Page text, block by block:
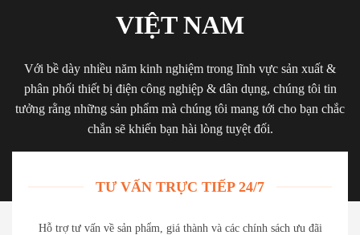
VIỆT NAM
Với bề dày nhiều năm kinh nghiệm trong lĩnh vực sản xuất &
phân phối thiết bị điện công nghiệp & dân dụng, chúng tôi tin
tưởng rằng những sản phẩm mà chúng tôi mang tới cho bạn chắc
chắn sẽ khiến bạn hài lòng tuyệt đối.
TƯ VẤN TRỰC TIẾP 24/7
Hỗ trợ tư vấn về sản phẩm, giá thành và các chính sách ưu đãi